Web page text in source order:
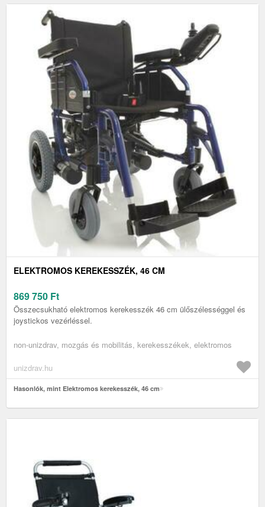
ELEKTROMOS KEREKESSZÉK, 46 CM
869 750 Ft
Összecsukható elektromos kerekesszék 46 cm ülőszélességgel és
joystickos vezérléssel.
non-unizdrav, mozgás és mobilitás, kerekesszékek, elektromos
unizdrav.hu
Hasonlók, mint Elektromos kerekesszék, 46 cm